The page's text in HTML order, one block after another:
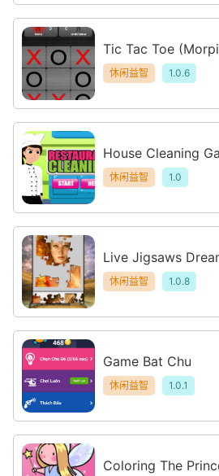
Tic Tac Toe
休闲益智 1.0.6
House Cleaning
休闲益智 1.0
Live Jigsaws
休闲益智 1.0.8
Game Bat Chu
休闲益智 1.0.1
Coloring The